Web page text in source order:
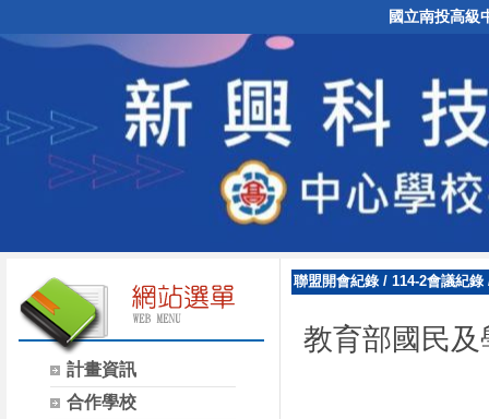
國立南投高級
計畫資訊
合作學校
聯盟開會紀錄/ 114-2會議紀錄
教育部國民